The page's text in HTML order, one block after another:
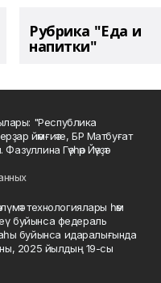
Рубрика "Еда и
напитки"
"Республика
йәмғиәте, БР Матбуғат
Гәүһәр Йәүҙәт
технологиялары һәм
буйынса федераль
буйынса идаралығында
2025 йылдың 19-сы